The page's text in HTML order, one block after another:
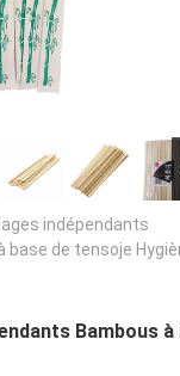
indépendants
base de tensoje
Bambous